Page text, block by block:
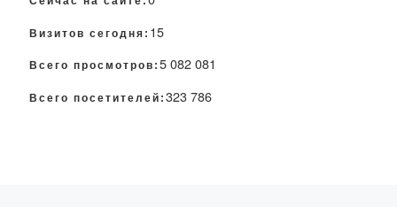
Визитов сегодня: 15
Всего просмотров: 5 082 081
Всего посетителей: 323 786